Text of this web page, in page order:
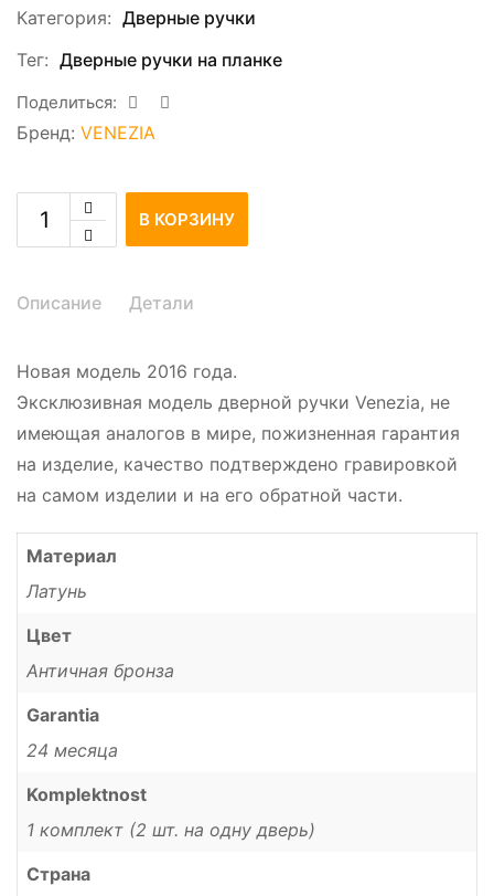
Категория: Дверные ручки
Тег: Дверные ручки на планке
Поделиться:
Бренд: VENEZIA
В КОРЗИНУ
Описание Детали
Новая модель 2016 года.
Эксклюзивная модель дверной ручки Venezia, не
имеющая аналогов в мире, пожизненная гарантия
на изделие, качество подтверждено гравировкой
на самом изделии и на его обратной части.
Материал
Латунь
Цвет
Античная бронза
Garantia
24 месяца
Komplektnost
1 комплект (2 шт. на одну дверь)
Страна